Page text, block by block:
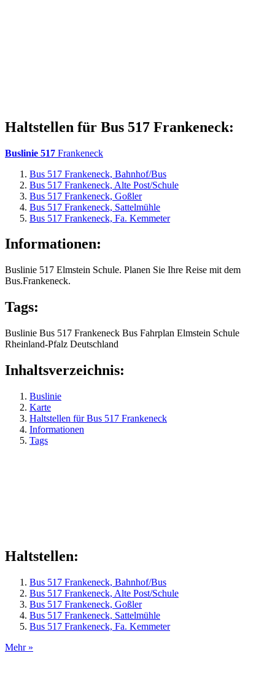
Haltstellen für Bus 517 Frankeneck:
Buslinie 517 Frankeneck
Bus 517 Frankeneck, Bahnhof/Bus
Bus 517 Frankeneck, Alte Post/Schule
Bus 517 Frankeneck, Goßler
Bus 517 Frankeneck, Sattelmühle
Bus 517 Frankeneck, Fa. Kemmeter
Informationen:
Buslinie 517 Elmstein Schule. Planen Sie Ihre Reise mit dem
Bus.Frankeneck.
Tags:
Buslinie Bus 517 Frankeneck Bus Fahrplan Elmstein Schule
Rheinland-Pfalz Deutschland
Inhaltsverzeichnis:
Buslinie
Karte
Haltstellen für Bus 517 Frankeneck
Informationen
Tags
Haltstellen:
Bus 517 Frankeneck, Bahnhof/Bus
Bus 517 Frankeneck, Alte Post/Schule
Bus 517 Frankeneck, Goßler
Bus 517 Frankeneck, Sattelmühle
Bus 517 Frankeneck, Fa. Kemmeter
Mehr »